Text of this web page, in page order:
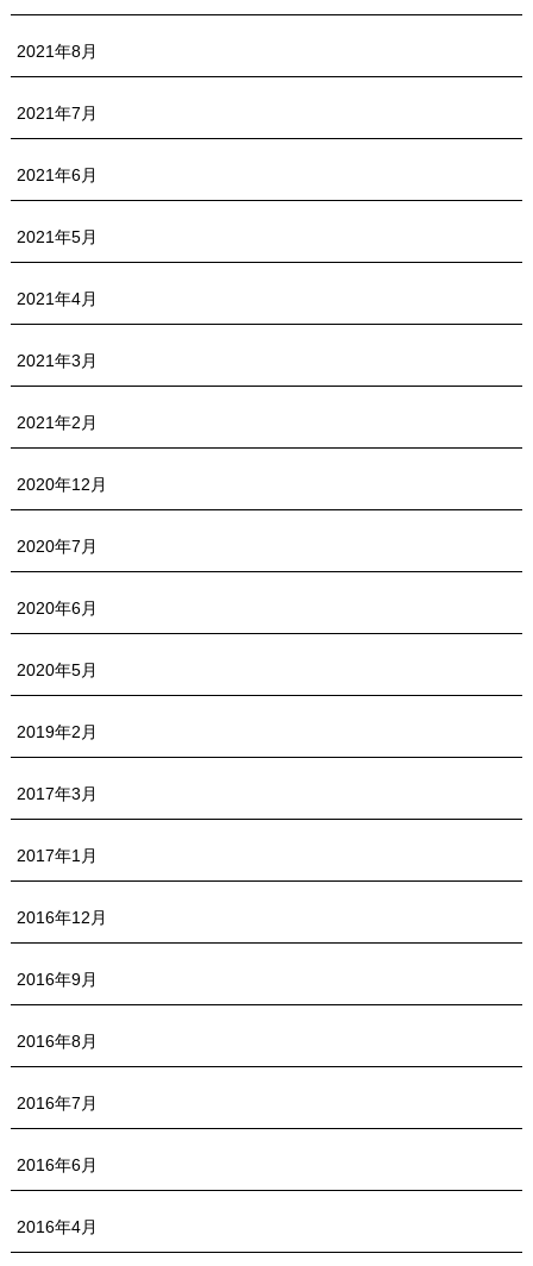
2021年8月
2021年7月
2021年6月
2021年5月
2021年4月
2021年3月
2021年2月
2020年12月
2020年7月
2020年6月
2020年5月
2019年2月
2017年3月
2017年1月
2016年12月
2016年9月
2016年8月
2016年7月
2016年6月
2016年4月